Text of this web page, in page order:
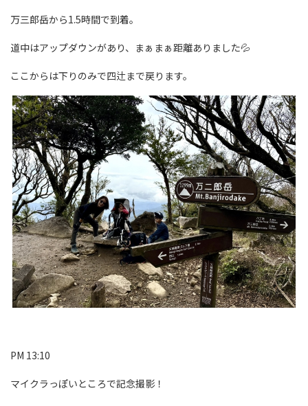
万三郎岳から1.5時間で到着。
道中はアップダウンがあり、まぁまぁ距離ありました💦
ここからは下りのみで四辻まで戻ります。
PM 13:10
マイクラっぽいところで記念撮影！